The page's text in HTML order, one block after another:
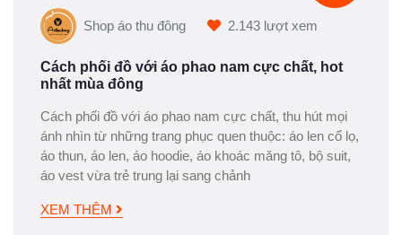
Shop áo thu đông 2.143 lượt xem
Cách phối đồ với áo phao nam cực chất, hot
nhất mùa đông
Cách phối đồ với áo phao nam cực chất, thu hút mọi
ánh nhìn từ những trang phục quen thuộc: áo len cổ lọ,
áo thun, áo len, áo hoodie, áo khoác măng tô, bộ suit,
áo vest vừa trẻ trung lại sang chảnh
XEM THÊM